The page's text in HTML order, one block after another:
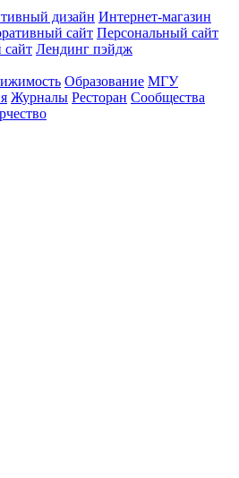
дизайн Интернет-магазин
сайт Персональный сайт
Лендинг пэйдж
Образование МГУ
Журналы Ресторан Сообщества